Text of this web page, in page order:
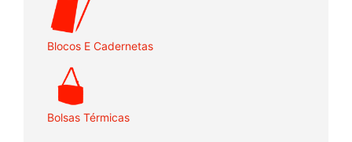
Blocos E Cadernetas
Bolsas Térmicas